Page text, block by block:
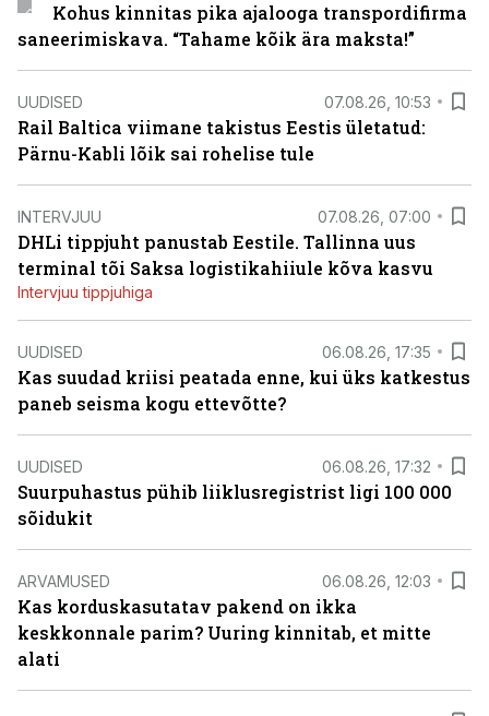
Kohus kinnitas pika ajalooga transpordifirma
saneerimiskava. “Tahame kõik ära maksta!”
UUDISED 07.08.26, 10:53
Rail Baltica viimane takistus Eestis ületatud:
Pärnu-Kabli lõik sai rohelise tule
INTERVJUU 07.08.26, 07:00
DHLi tippjuht panustab Eestile. Tallinna uus
terminal tõi Saksa logistikahiiule kõva kasvu
Intervjuu tippjuhiga
UUDISED 06.08.26, 17:35
Kas suudad kriisi peatada enne, kui üks katkestus
paneb seisma kogu ettevõtte?
UUDISED 06.08.26, 17:32
Suurpuhastus pühib liiklusregistrist ligi 100 000
sõidukit
ARVAMUSED 06.08.26, 12:03
Kas korduskasutatav pakend on ikka
keskkonnale parim? Uuring kinnitab, et mitte
alati